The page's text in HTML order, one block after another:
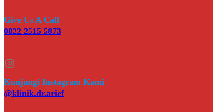
Give Us A Call
0822 2515 5873
Instagram
Kunjungi Instagram Kami
@klinik.dr.arief